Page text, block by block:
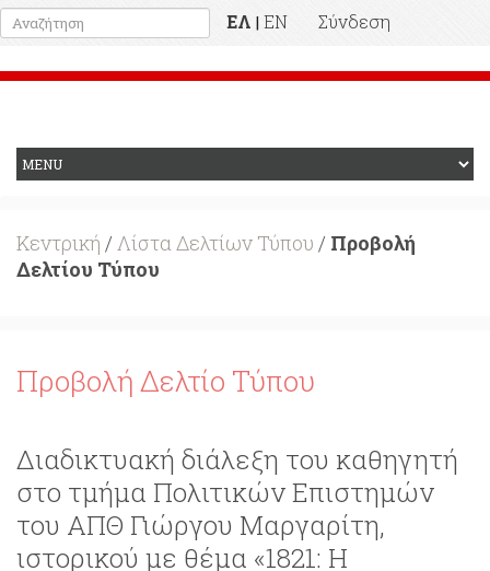
ΕΛ | EN
Σύνδεση
Κεντρική / Λίστα Δελτίων Τύπου / Προβολή
Δελτίου Τύπου
Προβολή Δελτίο Τύπου
Διαδικτυακή διάλεξη του καθηγητή
στο τμήμα Πολιτικών Επιστημών
του ΑΠΘ Γιώργου Μαργαρίτη,
ιστορικού με θέμα «1821: Η